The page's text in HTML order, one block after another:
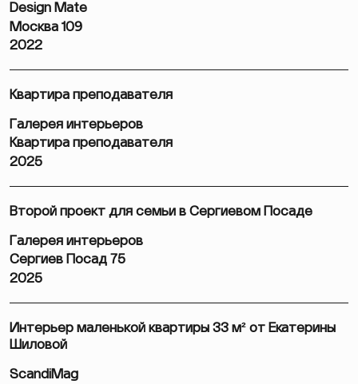
Design Mate
Москва 109
2022
Квартира преподавателя
Галерея интерьеров
Квартира преподавателя
2025
Второй проект для семьи в Сергиевом Посаде
Галерея интерьеров
Сергиев Посад 75
2025
Интерьер маленькой квартиры 33 м² от Екатерины
Шиловой
ScandiMag